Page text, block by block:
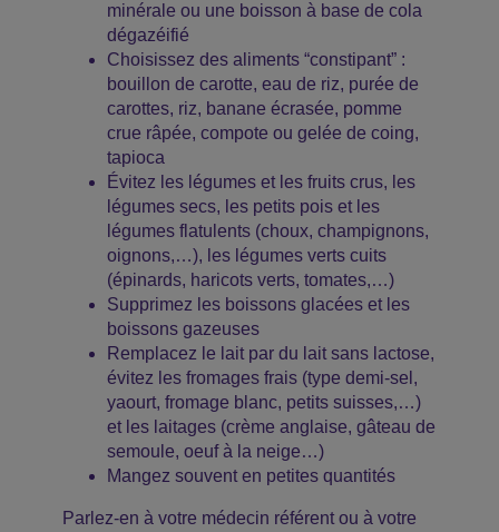
minérale ou une boisson à base de cola
dégazéifié
Choisissez des aliments “constipant” :
bouillon de carotte, eau de riz, purée de
carottes, riz, banane écrasée, pomme
crue râpée, compote ou gelée de coing,
tapioca
Évitez les légumes et les fruits crus, les
légumes secs, les petits pois et les
légumes flatulents (choux, champignons,
oignons,…), les légumes verts cuits
(épinards, haricots verts, tomates,…)
Supprimez les boissons glacées et les
boissons gazeuses
Remplacez le lait par du lait sans lactose,
évitez les fromages frais (type demi-sel,
yaourt, fromage blanc, petits suisses,…)
et les laitages (crème anglaise, gâteau de
semoule, oeuf à la neige…)
Mangez souvent en petites quantités
Parlez-en à votre médecin référent ou à votre